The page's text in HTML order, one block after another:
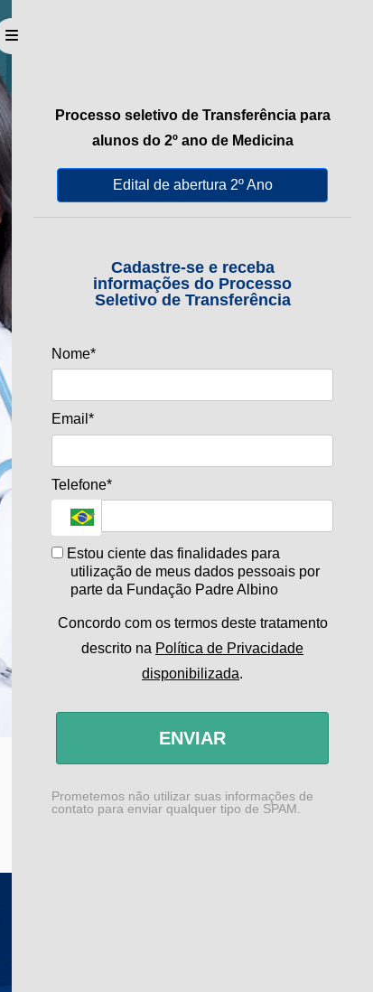
Menu
Processo seletivo de Transferência para
alunos do 2º ano de Medicina
Edital de abertura 2º Ano
Cadastre-se e receba
informações do Processo
Seletivo de Transferência
Nome*
Email*
Telefone*
Estou ciente das finalidades para
utilização de meus dados pessoais por
parte da Fundação Padre Albino
Concordo com os termos deste tratamento
descrito na Política de Privacidade
disponibilizada.
ENVIAR
Prometemos não utilizar suas informações de
contato para enviar qualquer tipo de SPAM.